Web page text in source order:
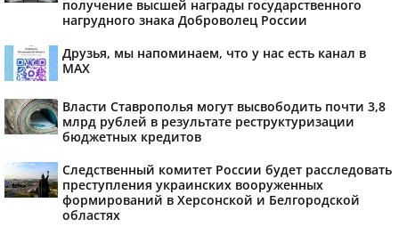
получение высшей награды государственного
нагрудного знака Доброволец России
Друзья, мы напоминаем, что у нас есть канал в
МАХ
Власти Ставрополья могут высвободить почти 3,8
млрд рублей в результате реструктуризации
бюджетных кредитов
Следственный комитет России будет расследовать
преступления украинских вооруженных
формирований в Херсонской и Белгородской
областях